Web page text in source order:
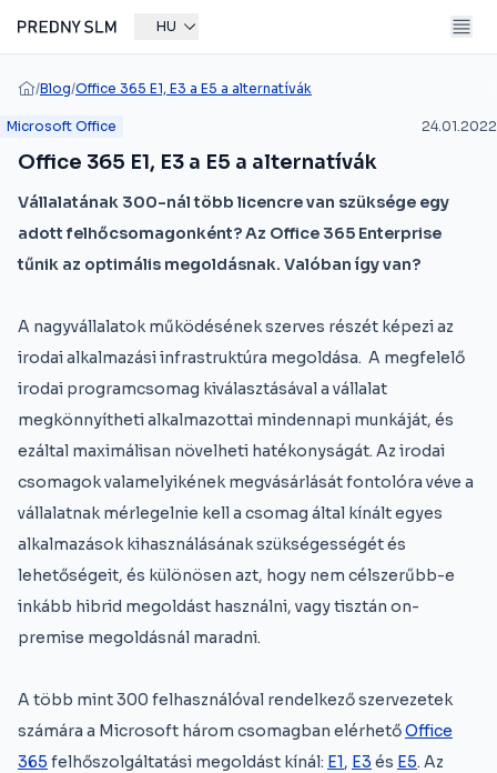
HU
/Blog/Office 365 E1, E3 a E5 a alternatívák
Microsoft Office 24.01.2022
Office 365 E1, E3 a E5 a alternatívák
Vállalatának 300-nál több licencre van szüksége egy
adott felhőcsomagonként? Az Office 365 Enterprise
tűnik az optimális megoldásnak. Valóban így van?
A nagyvállalatok működésének szerves részét képezi az
irodai alkalmazási infrastruktúra megoldása. A megfelelő
irodai programcsomag kiválasztásával a vállalat
megkönnyítheti alkalmazottai mindennapi munkáját, és
ezáltal maximálisan növelheti hatékonyságát. Az irodai
csomagok valamelyikének megvásárlását fontolóra véve a
vállalatnak mérlegelnie kell a csomag által kínált egyes
alkalmazások kihasználásának szükségességét és
lehetőségeit, és különösen azt, hogy nem célszerűbb-e
inkább hibrid megoldást használni, vagy tisztán on-
premise megoldásnál maradni.
A több mint 300 felhasználóval rendelkező szervezetek
számára a Microsoft három csomagban elérhetőOffice
365 felhőszolgáltatási megoldást kínál: E1, E3 és E5. Az